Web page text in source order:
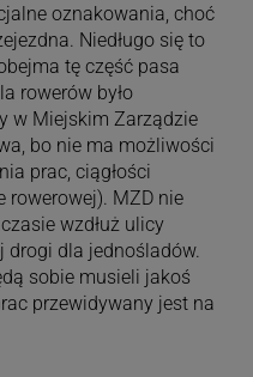
oznakowania, choć
Niedługo się to
tę część pasa
rowerów było
w Miejskim Zarządzie
bo nie ma możliwości
prac, ciągłości
rowerowej). MZD nie
wzdłuż ulicy
dla jednośladów.
sobie musieli jakoś
przewidywany jest na